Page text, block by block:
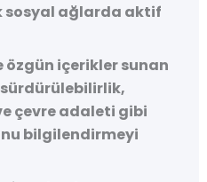
sosyal ağlarda aktif
içerikler sunan
çevre adaleti gibi
bilgilendirmeyi